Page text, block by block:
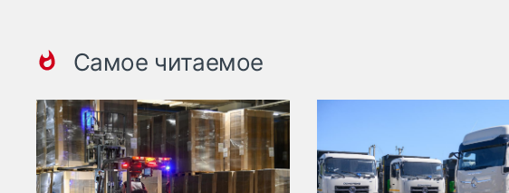
Самое читаемое